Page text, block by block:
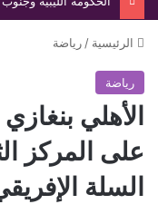
الرئيسية / رياضة
رياضة
الأهلي
على المركز
السلة